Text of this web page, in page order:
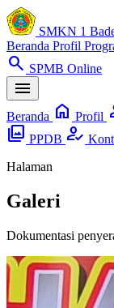
SMKN 1
Beranda Profil
search SPMB Online
menu
Beranda home Profil
photo_library PPDB how_to_reg
Halaman
Galeri
Dokumentasi